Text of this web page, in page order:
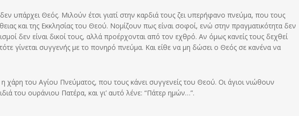
υπάρχει Θεός. Μιλούν έτσι γιατί στην καρδιά τους ζει υπερήφανο πνεύμα, που τους
και της Εκκλησίας του Θεού. Νομίζουν πως είναι σοφοί, ενώ στην πραγματικότητα δεν
δεν είναι δικοί τους, αλλά προέρχονται από τον εχθρό. Αν όμως κανείς τους δεχθεί
γίνεται συγγενής με το πονηρό πνεύμα. Και είθε να μη δώσει ο Θεός σε κανένα να
η χάρη του Αγίου Πνεύματος, που τους κάνει συγγενείς του Θεού. Οι άγιοι νιώθουν
του ουράνιου Πατέρα, και γι’ αυτό λένε: “Πάτερ ημών…”.